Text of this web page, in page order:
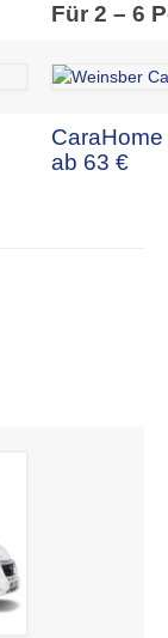
Für 2 – 6
ab 63 €